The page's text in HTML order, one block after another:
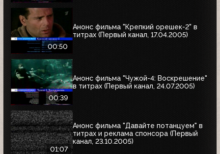
00:50
Анонс фильма "Крепкий орешек-2" в
титрах (Первый канал, 17.04.2005)
00:39
Анонс фильма "Чужой-4: Воскрешение"
в титрах (Первый канал, 24.07.2005)
01:07
Анонс фильма "Давайте потанцуем" в
титрах и реклама спонсора (Первый
канал, 23.10.2005)